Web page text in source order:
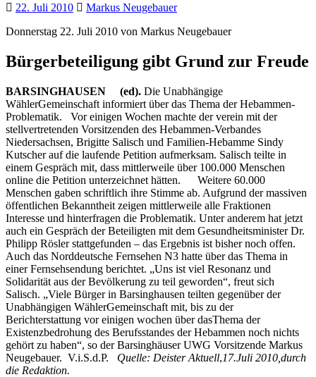
22. Juli 2010
Markus Neugebauer
Donnerstag 22. Juli 2010 von Markus Neugebauer
Bürgerbeteiligung gibt Grund zur Freude
BARSINGHAUSEN (ed). Die Unabhängige
WählerGemeinschaft informiert über das Thema der Hebammen-
Problematik. Vor einigen Wochen machte der verein mit der
stellvertretenden Vorsitzenden des Hebammen-Verbandes
Niedersachsen, Brigitte Salisch und Familien-Hebamme Sindy
Kutscher auf die laufende Petition aufmerksam. Salisch teilte in
einem Gespräch mit, dass mittlerweile über 100.000 Menschen
online die Petition unterzeichnet hätten. Weitere 60.000
Menschen gaben schriftlich ihre Stimme ab. Aufgrund der massiven
öffentlichen Bekanntheit zeigen mittlerweile alle Fraktionen
Interesse und hinterfragen die Problematik. Unter anderem hat jetzt
auch ein Gespräch der Beteiligten mit dem Gesundheitsminister Dr.
Philipp Rösler stattgefunden – das Ergebnis ist bisher noch offen.
Auch das Norddeutsche Fernsehen N3 hatte über das Thema in
einer Fernsehsendung berichtet. „Uns ist viel Resonanz und
Solidarität aus der Bevölkerung zu teil geworden“, freut sich
Salisch. „Viele Bürger in Barsinghausen teilten gegenüber der
Unabhängigen WählerGemeinschaft mit, bis zu der
Berichterstattung vor einigen wochen über dasThema der
Existenzbedrohung des Berufsstandes der Hebammen noch nichts
gehört zu haben“, so der Barsinghäuser UWG Vorsitzende Markus
Neugebauer. V.i.S.d.P. Quelle: Deister Aktuell,17.Juli 2010,durch
die Redaktion.